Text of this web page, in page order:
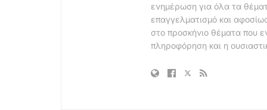
ενημέρωση για όλα τα
επαγγελματισμό και
στο προσκήνιο θέματα που
πληροφόρηση και η